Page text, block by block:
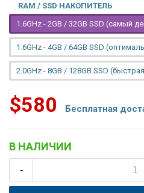
RAM / SSD НАКОПИТЕЛЬ
1.6GHz - 2GB / 32GB SSD (самый
1.6GHz - 4GB / 64GB SSD
2.0GHz - 8GB / 128GB SSD
$580 Бесплатная
В НАЛИЧИИ
-